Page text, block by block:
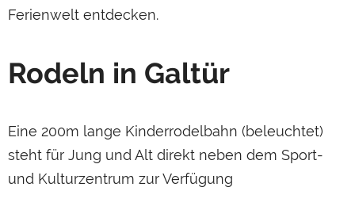
Ferienwelt entdecken.
Rodeln in Galtür
Eine 200m lange Kinderrodelbahn (beleuchtet)
steht für Jung und Alt direkt neben dem Sport-
und Kulturzentrum zur Verfügung